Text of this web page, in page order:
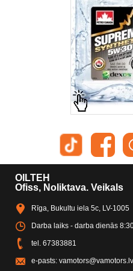
OILTEH
Ofiss, Noliktava. Veikals
Rīga, Bukultu iela 5c, LV-1005
Darba laiks - darba dienās
tel. 67383881
e-pasts: vamotors@vamotors.lv